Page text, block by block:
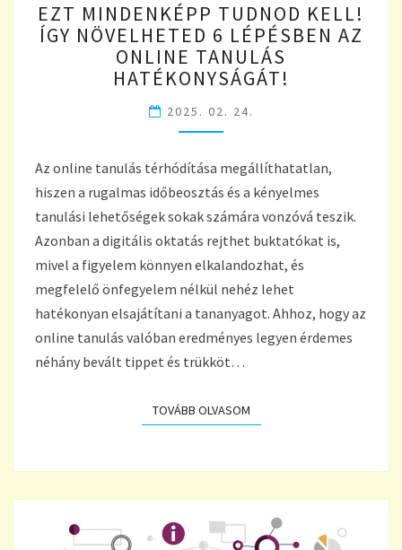
MINDENKÉPP
TUDNOD
KELL!
ÍGY
6
LÉPÉSBEN
ONLINE
TANULÁS
HATÉKONYSÁGÁT!
EZT MINDENKÉPP TUDNOD KELL!
ÍGY NÖVELHETED 6 LÉPÉSBEN AZ
ONLINE TANULÁS
HATÉKONYSÁGÁT!
2025. 02. 24.
Az online tanulás térhódítása megállíthatatlan,
hiszen a rugalmas időbeosztás és a kényelmes
tanulási lehetőségek sokak számára vonzóvá teszik.
Azonban a digitális oktatás rejthet buktatókat is,
mivel a figyelem könnyen elkalandozhat, és
megfelelő önfegyelem nélkül nehéz lehet
hatékonyan elsajátítani a tananyagot. Ahhoz, hogy az
online tanulás valóban eredményes legyen érdemes
néhány bevált tippet és trükköt…
TOVÁBB OLVASOMTOVÁBB OLVASOM